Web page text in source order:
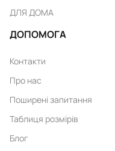
ДЛЯ ДОМА
ДОПОМОГА
Контакти
Про нас
Поширені запитання
Таблиця розмірів
Блог